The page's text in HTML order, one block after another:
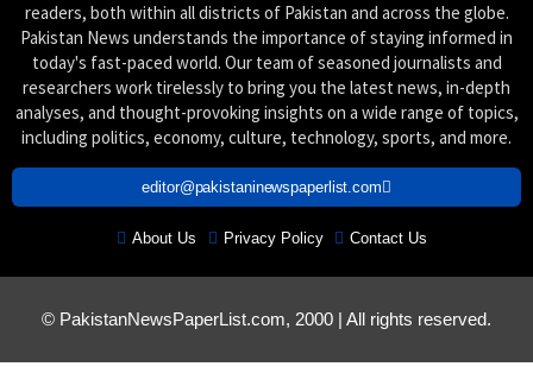
readers, both within all districts of Pakistan and across the globe.
Pakistan News understands the importance of staying informed in
today's fast-paced world. Our team of seasoned journalists and
researchers work tirelessly to bring you the latest news, in-depth
analyses, and thought-provoking insights on a wide range of topics,
including politics, economy, culture, technology, sports, and more.
editor@pakistaninewspaperlist.com
About Us Privacy Policy Contact Us
© PakistanNewsPaperList.com, 2000 | All rights reserved.